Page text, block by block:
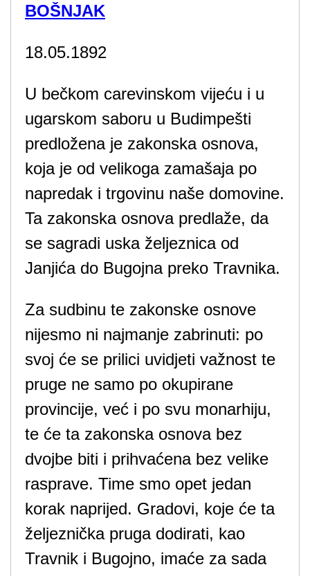
BOŠNJAK
18.05.1892
U bečkom carevinskom vijeću i u
ugarskom saboru u Budimpešti
predložena je zakonska osnova,
koja je od velikoga zamašaja po
napredak i trgovinu naše domovine.
Ta zakonska osnova predlaže, da
se sagradi uska željeznica od
Janjića do Bugojna preko Travnika.
Za sudbinu te zakonske osnove
nijesmo ni najmanje zabrinuti: po
svoj će se prilici uvidjeti važnost te
pruge ne samo po okupirane
provincije, već i po svu monarhiju,
te će ta zakonska osnova bez
dvojbe biti i prihvaćena bez velike
rasprave. Time smo opet jedan
korak naprijed. Gradovi, koje će ta
željeznička pruga dodirati, kao
Travnik i Bugojno, imaće za sada